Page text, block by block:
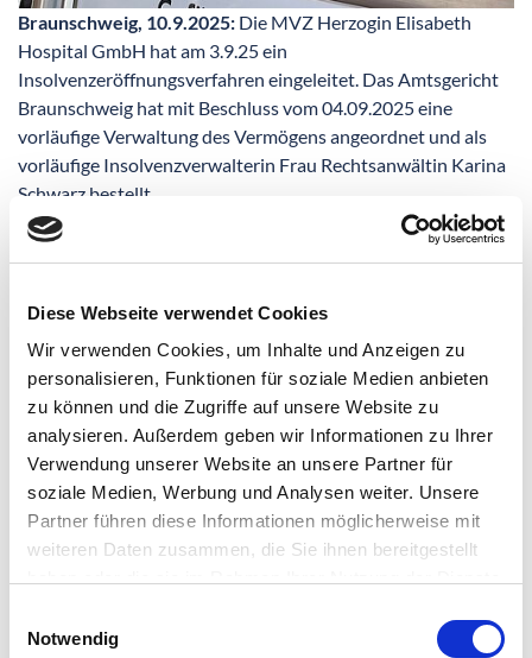
Diese Webseite verwendet Cookies
Wir verwenden Cookies, um Inhalte und Anzeigen zu
personalisieren, Funktionen für soziale Medien anbieten
zu können und die Zugriffe auf unsere Website zu
analysieren. Außerdem geben wir Informationen zu Ihrer
Verwendung unserer Website an unsere Partner für
soziale Medien, Werbung und Analysen weiter. Unsere
Partner führen diese Informationen möglicherweise mit
weiteren Daten zusammen, die Sie ihnen bereitgestellt
Notwendig
Braunschweig, 10.9.2025: Die MVZ Herzogin Elisabeth
Hospital GmbH hat am 3.9.25 ein
Insolvenzeröffnungsverfahren eingeleitet. Das Amtsgericht
Braunschweig hat mit Beschluss vom 04.09.2025 eine
vorläufige Verwaltung des Vermögens angeordnet und als
vorläufige Insolvenzverwalterin Frau Rechtsanwältin Karina
Schwarz bestellt.
Die MVZ Herzogin Elisabeth Hospital GmbH hat am 3.9.25
ein Insolvenzeröffnungsverfahren eingeleitet. Das
04.09.2025 eine vorläufige Verwaltung des Vermögens
angeordnet und als vorläufige Insolvenzverwalterin Frau
Rechtsanwältin Karina Schwarz bestellt.
Die Insolvenz betrifft ausschließlich die als GmbH firmierte
Tochter der Stiftung. Die Mitarbeitenden des MVZ wurden in
einer Mitarbeiterversammlung am späten Nachmittag des
04.09.25 informiert. Die vorläufige Insolvenzverwalterin
begleitet das MVZ bis zur Entscheidung im
weiter fortgeführt.